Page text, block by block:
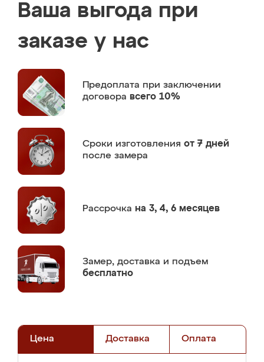
Ваша выгода при
заказе у нас
Предоплата при заключении
договора всего 10%
Сроки изготовления от 7 дней
после замера
Рассрочка на 3, 4, 6 месяцев
Замер, доставка и подъем
бесплатно
Цена Доставка Оплата